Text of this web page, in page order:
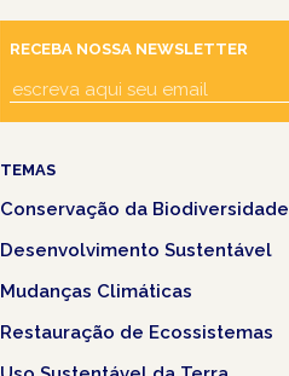
RECEBA NOSSA NEWSLETTER
TEMAS
Conservação da Biodiversidade
Desenvolvimento Sustentável
Mudanças Climáticas
Restauração de Ecossistemas